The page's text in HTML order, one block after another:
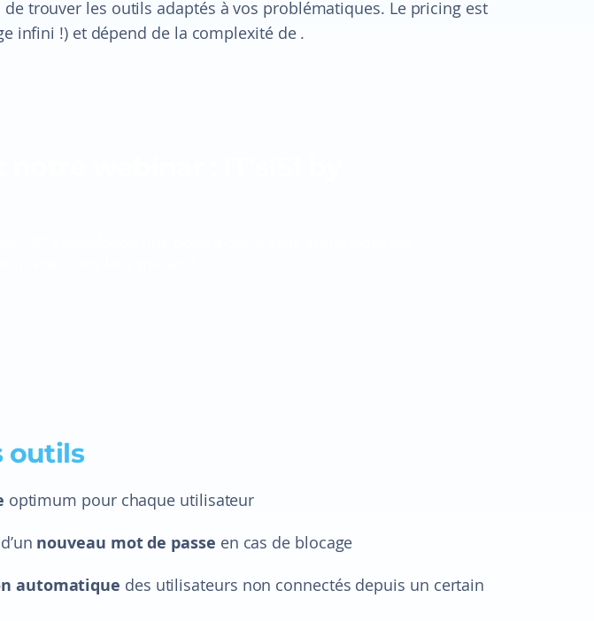
trouver les outils adaptés à vos problématiques. Le pricing est
infini !) et dépend de la complexité de .
outils
optimum pour chaque utilisateur
nouveau mot de passe en cas de blocage
automatique des utilisateurs non connectés depuis un certain